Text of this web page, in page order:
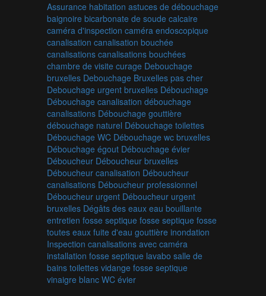
Assurance habitation astuces de débouchage
baignoire bicarbonate de soude calcaire
caméra d'inspection caméra endoscopique
canalisation canalisation bouchée
canalisations canalisations bouchées
chambre de visite curage Debouchage
bruxelles Debouchage Bruxelles pas cher
Debouchage urgent bruxelles Débouchage
Débouchage canalisation débouchage
canalisations Débouchage gouttière
débouchage naturel Débouchage toilettes
Débouchage WC Débouchage wc bruxelles
Débouchage égout Débouchage évier
Déboucheur Déboucheur bruxelles
Déboucheur canalisation Déboucheur
canalisations Déboucheur professionnel
Déboucheur urgent Déboucheur urgent
bruxelles Dégâts des eaux eau bouillante
entretien fosse septique fosse septique fosse
toutes eaux fuite d'eau gouttière inondation
Inspection canalisations avec caméra
installation fosse septique lavabo salle de
bains toilettes vidange fosse septique
vinaigre blanc WC évier